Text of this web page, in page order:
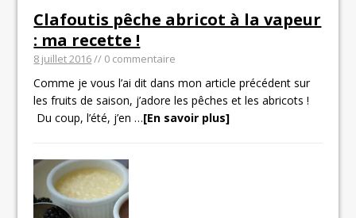
Clafoutis pêche abricot à la vapeur
: ma recette !
8 juillet 2016// 0 commentaire
Comme je vous l’ai dit dans mon article précédent sur
les fruits de saison, j’adore les pêches et les abricots !
Du coup, l’été, j’en…[En savoir plus]